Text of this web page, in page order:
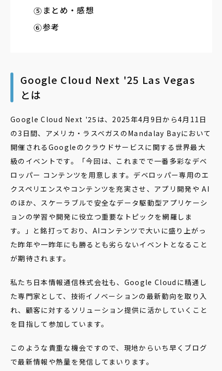
まとめ・感想
参考
Google Cloud Next '25 Las Vegas
とは
Google Cloud Next '25は、2025年4月9日から4月11日
の3日間、アメリカ・ラスベガスのMandalay Bayにおいて
開催される Googleのクラウドサービスに関する世界最大
級のイベントです。「今回は、これまでで一番多彩なデベ
ロッパー コンテンツを用意します。デベロッパー専用のエ
クスペリエンスやコンテンツを充実させ、アプリ開発や AI
のほか、スケーラブルで安全なデータ駆動型アプリケーシ
ョンの学習や開発に役立つ重要なトピックを網羅しま
す。」と銘打っており、AIコンテンツで大いに盛り上がっ
た昨年や一昨年にも勝るとも劣らないイベントとなること
が期待されます。
私たち日本情報通信株式会社も、Google Cloudに精通し
た専門家として、技術イノベーションの最新動向を取り入
れ、顧客に対するソリューション提供に活かしていくこと
を目指して参加しています。
このような貴重な機会ですので、現地からいち早くブログ
で最新情報や熱量を発信してまいります。